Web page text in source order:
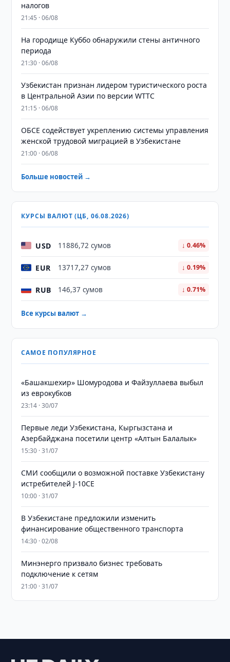
налогов
21:45 · 06/08
На городище Куббо обнаружили стены античного
периода
21:30 · 06/08
Узбекистан признан лидером туристического роста
в Центральной Азии по версии WTTC
21:15 · 06/08
ОБСЕ содействует укреплению системы управления
женской трудовой миграцией в Узбекистане
21:00 · 06/08
Больше новостей →
КУРСЫ ВАЛЮТ (ЦБ, 06.08.2026)
USD 11886,72 сумов ↓ 0.46%
EUR 13717,27 сумов ↓ 0.19%
RUB 146,37 сумов ↓ 0.71%
Все курсы валют →
САМОЕ ПОПУЛЯРНОЕ
«Башакшехир» Шомуродова и Файзуллаева выбыл
из еврокубков
23:14 · 30/07
Первые леди Узбекистана, Кыргызстана и
Азербайджана посетили центр «Алтын Балалык»
15:30 · 31/07
СМИ сообщили о возможной поставке Узбекистану
истребителей J-10CE
10:00 · 31/07
В Узбекистане предложили изменить
финансирование общественного транспорта
14:30 · 02/08
Минэнерго призвало бизнес требовать
подключение к сетям
21:00 · 31/07